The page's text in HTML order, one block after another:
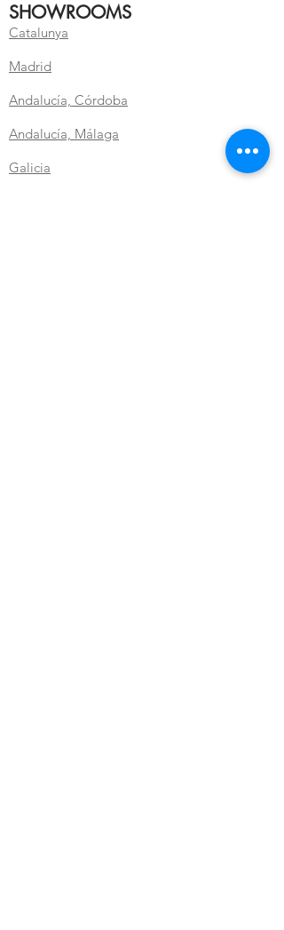
SHOWROOMS
Catalunya
Madrid
Andalucía, Córdoba
Andalucía, Málaga
Galicia